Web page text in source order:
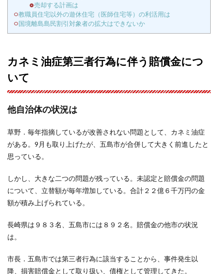
売却する計画は
教職員住宅以外の遊休住宅（医師住宅等）の利活用は
国境離島島民割引対象者の拡大はできないか
カネミ油症第三者行為に伴う賠償金につ
いて
他自治体の状況は
草野．毎年指摘しているが改善されない問題として、カネミ油症
がある。9月も取り上げたが、五島市が合併して大きく前進したと
思っている。
しかし、大きな二つの問題が残っている。未認定と賠償金の問題
について、立替額が毎年増加している。合計２２億６千万円の金
額が積み上げられている。
長崎県は９８３名、五島市には８９２名。賠償金の他市の状況
は。
市長． 五島市では第三者行為に該当することから、事件発生以
降、損害賠償金として取り扱い、債権として管理してきた。